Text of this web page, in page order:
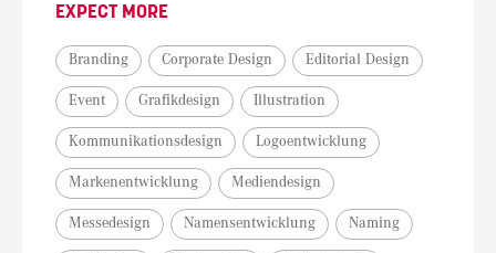
EXPECT MORE
Branding Corporate Design Editorial Design
Event Grafikdesign Illustration
Kommunikationsdesign Logoentwicklung
Markenentwicklung Mediendesign
Messedesign Namensentwicklung Naming